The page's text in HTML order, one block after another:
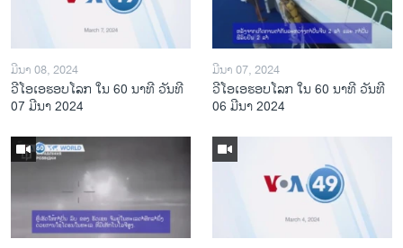
ມີນາ 08, 2024
ວີໂອເອຮອບໂລກ ໃນ 60 ນາທີ ວັນທີ
07 ມີນາ 2024
ມີນາ 07, 2024
ວີໂອເອຮອບໂລກ ໃນ 60 ນາທີ ວັນທີ
06 ມີນາ 2024